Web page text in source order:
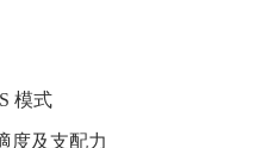
模式
度及支配力